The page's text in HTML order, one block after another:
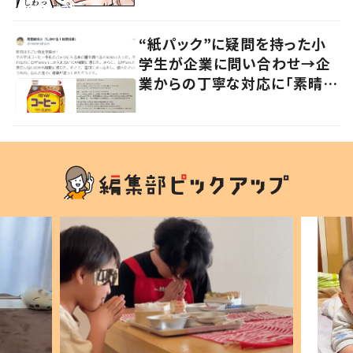
“紙パック”に疑問を持った小
学生が企業に問い合わせ→企
業からの丁寧な対応に「素晴ら